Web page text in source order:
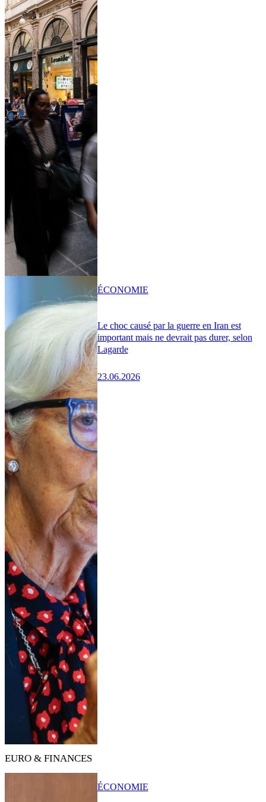
Le choc causé par la guerre en Iran est
important mais ne devrait pas durer, selon
Lagarde
23.06.2026
ÉCONOMIE
EURO & FINANCES
ÉCONOMIE